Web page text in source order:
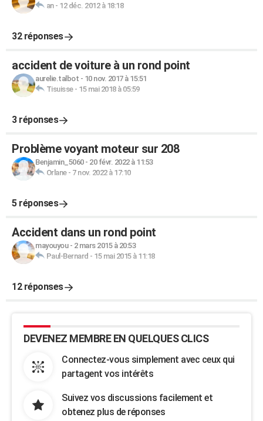
an- 12 déc. 2012 à 18:18
32 réponses
accident de voiture à un rond point
aurelie.talbot - 10 nov. 2017 à 15:51
Tisuisse- 15 mai 2018 à 05:59
3 réponses
Problème voyant moteur sur 208
Benjamin_5060- 20 févr. 2022 à 11:53
Orlane- 7 nov. 2022 à 17:10
5 réponses
Accident dans un rond point
mayouyou- 2 mars 2015 à 20:53
Paul-Bernard - 15 mai 2015 à 11:18
12 réponses
DEVENEZ MEMBRE EN QUELQUES CLICS
Connectez-vous simplement avec ceux qui
partagent vos intérêts
Suivez vos discussions facilement et
obtenez plus de réponses